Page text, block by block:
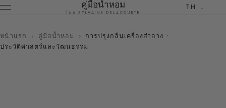
คู่มือน้ำหอม
โดย SYLVAINE DELACOURTE
TH
หน้าแรก › คู่มือน้ำหอม › การปรุงกลิ่นเครื่องสำอาง :
ประวัติศาสตร์และวัฒนธรรม